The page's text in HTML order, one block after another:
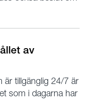
av
är tillgänglig 24/7 är
som i dagarna har